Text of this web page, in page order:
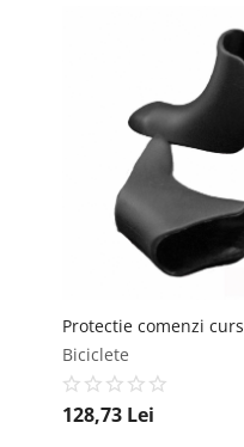
Biciclete
128,73 Lei